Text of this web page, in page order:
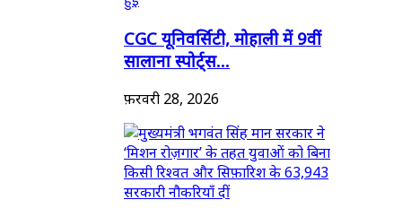
CGC यूनिवर्सिटी, मोहाली में 9वीं
सालाना स्पोर्ट्स...
फ़रवरी 28, 2026